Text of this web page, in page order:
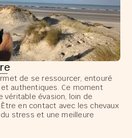
de se ressourcer, entouré
authentiques. Ce moment
véritable évasion, loin de
en contact avec les chevaux
stress et une meilleure